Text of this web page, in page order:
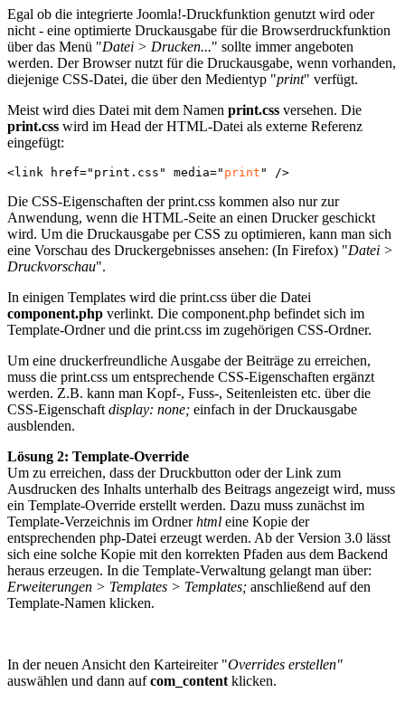
Egal ob die integrierte Joomla!-Druckfunktion genutzt wird oder
nicht - eine optimierte Druckausgabe für die Browserdruckfunktion
über das Menü "Datei > Drucken..." sollte immer angeboten
werden. Der Browser nutzt für die Druckausgabe, wenn vorhanden,
diejenige CSS-Datei, die über den Medientyp "print" verfügt.
Meist wird dies Datei mit dem Namen print.css versehen. Die
print.css wird im Head der HTML-Datei als externe Referenz
eingefügt:
<link href="print.css" media=" print " />
Die CSS-Eigenschaften der print.css kommen also nur zur
Anwendung, wenn die HTML-Seite an einen Drucker geschickt
wird. Um die Druckausgabe per CSS zu optimieren, kann man sich
eine Vorschau des Druckergebnisses ansehen: (In Firefox) "Datei >
Druckvorschau".
In einigen Templates wird die print.css über die Datei
component.php verlinkt. Die component.php befindet sich im
Template-Ordner und die print.css im zugehörigen CSS-Ordner.
Um eine druckerfreundliche Ausgabe der Beiträge zu erreichen,
muss die print.css um entsprechende CSS-Eigenschaften ergänzt
werden. Z.B. kann man Kopf-, Fuss-, Seitenleisten etc. über die
CSS-Eigenschaft display: none; einfach in der Druckausgabe
ausblenden.
Lösung 2: Template-Override
Um zu erreichen, dass der Druckbutton oder der Link zum
Ausdrucken des Inhalts unterhalb des Beitrags angezeigt wird, muss
ein Template-Override erstellt werden. Dazu muss zunächst im
Template-Verzeichnis im Ordnerhtml eine Kopie der
entsprechenden php-Datei erzeugt werden. Ab der Version 3.0 lässt
sich eine solche Kopie mit den korrekten Pfaden aus dem Backend
heraus erzeugen. In die Template-Verwaltung gelangt man über:
Erweiterungen > Templates > Templates; anschließend auf den
Template-Namen klicken.
In der neuen Ansicht den Karteireiter "Overrides erstellen"
auswählen und dann aufcom_content klicken.